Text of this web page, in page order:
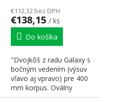
€112,32 bez DPH
€138,15 / ks
Do košíka
"Dvojkôš z radu Galaxy s
bočným vedením (výsuv
vľavo aj vpravo) pre 400
mm korpus. Oválny
pochrómovaný drôt s